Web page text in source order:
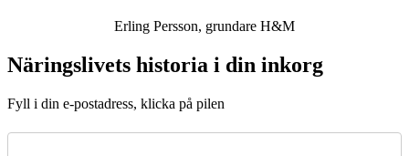
Erling Persson, grundare H&M
Näringslivets historia i din inkorg
Fyll i din e-postadress, klicka på pilen